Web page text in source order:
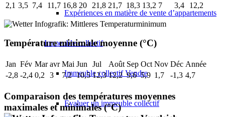
Expériences en matière de vente d’appartements
Immeuble collectif
Immeuble collectif Vendre
Évaluer un immeuble collectif
2,1 3,5 7,4 11,7 16,8 20 21,8 21,7 18,3 13,2 7 3,4 12,2
Température minimale moyenne (°C)
Jan Fév Mar avr Mai Jun Jul Août Sep Oct Nov Déc Année
-2,8 -2,4 0,2 3 7,2 10,5 12,3 12,2 9,6 5,9 1,7 -1,3 4,7
Comparaison des températures moyennes
maximales et minimales (°C)